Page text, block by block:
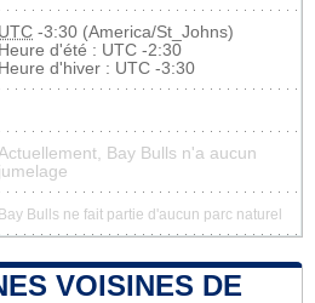
UTC -3:30 (America/St_Johns)
Heure d'été : UTC -2:30
Heure d'hiver : UTC -3:30
Actuellement, Bay Bulls n'a aucun
jumelage
Bay Bulls ne fait partie d'aucun parc naturel
VOISINES DE